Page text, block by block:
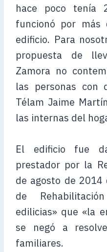
hace poco tenía
funcionó por
edificio. Para
propuesta de
Zamora no
las personas con
Télam Jaime
las internas del
El edificio fue
prestador por la
de agosto de 2014
de
edilicias» que «la
se negó a
familiares.